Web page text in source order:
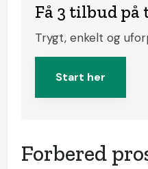
Få 3 tilbud
Trygt, enkelt og
Start her
Forbered